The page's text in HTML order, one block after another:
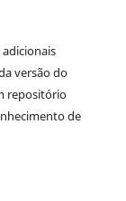
versão do
repositório
de